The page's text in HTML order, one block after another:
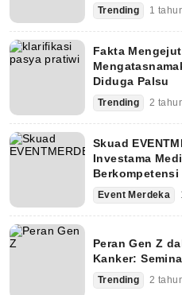
Trending 1
Fakta
Diduga Palsu
Trending 2
Skuad
Investama
Berkompetensi
Event Merdeka
Peran Gen Z
Kanker:
Trending 2